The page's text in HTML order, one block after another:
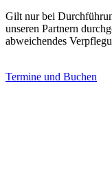
Gilt nur bei
unseren Partnern
abweichendes
Termine und Buchen